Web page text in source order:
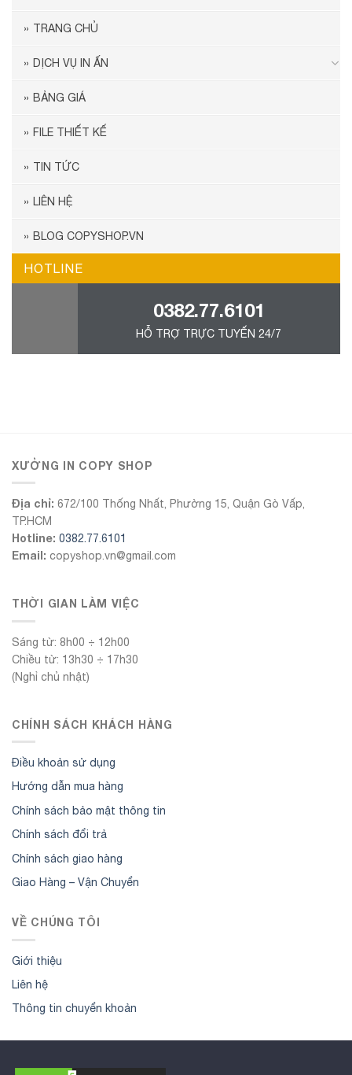
TRANG CHỦ
DỊCH VỤ IN ẤN
BẢNG GIÁ
FILE THIẾT KẾ
TIN TỨC
LIÊN HỆ
BLOG COPYSHOP.VN
HOTLINE
0382.77.6101
HỖ TRỢ TRỰC TUYẾN 24/7
XƯỞNG IN COPY SHOP
Địa chỉ: 672/100 Thống Nhất, Phường 15, Quận Gò Vấp,
TP.HCM
Hotline: 0382.77.6101
Email: copyshop.vn@gmail.com
THỜI GIAN LÀM VIỆC
Sáng từ: 8h00 ÷ 12h00
Chiều từ: 13h30 ÷ 17h30
(Nghỉ chủ nhật)
CHÍNH SÁCH KHÁCH HÀNG
Điều khoản sử dụng
Hướng dẫn mua hàng
Chính sách bảo mật thông tin
Chính sách đổi trả
Chính sách giao hàng
Giao Hàng – Vận Chuyển
VỀ CHÚNG TÔI
Giới thiệu
Liên hệ
Thông tin chuyển khoản